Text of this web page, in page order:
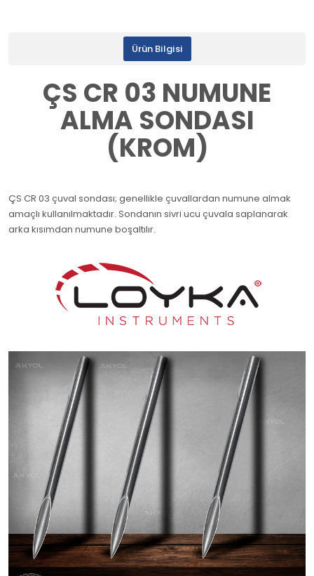
Ürün Bilgisi
ÇS CR 03 NUMUNE
ALMA SONDASI
(KROM)
ÇS CR 03 çuval sondası; genellikle çuvallardan numune almak
amaçlı kullanılmaktadır. Sondanın sivri ucu çuvala saplanarak
arka kısımdan numune boşaltılır.